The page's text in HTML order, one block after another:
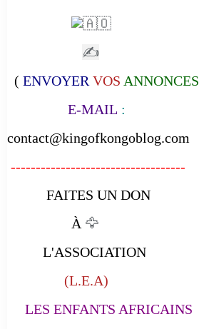
✍
( ENVOYER VOS ANNONCES
E-MAIL :
contact@kingofkongoblog.com
-----------------------------------
FAITES UN DON
À 🦅
L'ASSOCIATION
(L.E.A)
LES ENFANTS AFRICAINS